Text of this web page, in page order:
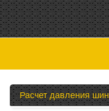
Расчет давления шин